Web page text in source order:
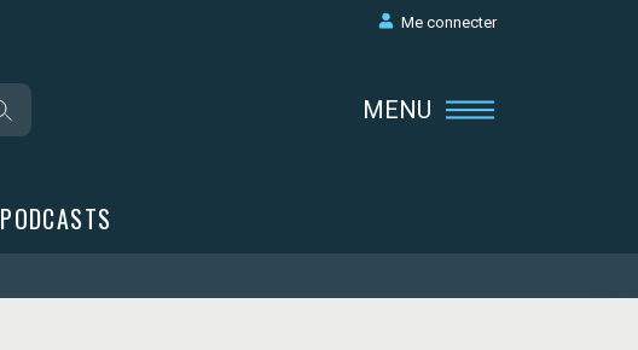
Me connecter
MENU
PODCASTS